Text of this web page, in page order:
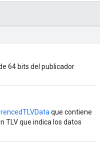
64 bits del publicador
que contiene
TLV que indica los datos